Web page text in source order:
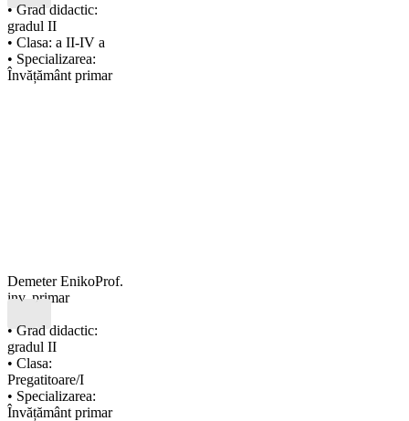
• Grad didactic:
gradul II
• Clasa: a II-IV a
• Specializarea:
Învățământ primar
Demeter EnikoProf.
inv. primar
• Grad didactic:
gradul II
• Clasa:
Pregatitoare/I
• Specializarea:
Învățământ primar